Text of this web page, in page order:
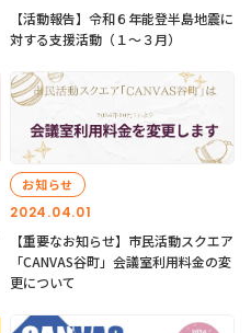
【活動報告】令和６年能登半島地震に
対する支援活動（１〜３月）
2024.04.01
お知らせ
【重要なお知らせ】市民活動スクエア
「CANVAS谷町」会議室利用料金の変
更について